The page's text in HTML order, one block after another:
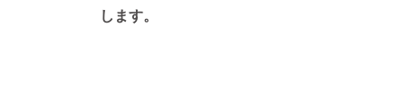
します。